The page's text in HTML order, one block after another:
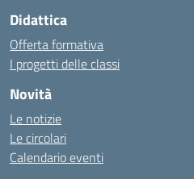
Didattica
Offerta formativa
I progetti delle classi
Novità
Le notizie
Le circolari
Calendario eventi